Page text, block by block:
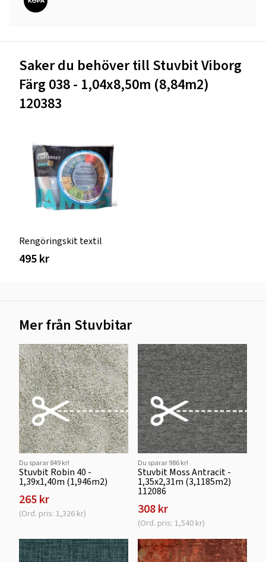
Saker du behöver till Stuvbit Viborg
Färg 038 - 1,04x8,50m (8,84m2)
120383
Rengöringskit textil
495 kr
Mer från Stuvbitar
Du sparar 849 kr!
Stuvbit Robin 40 -
1,39x1,40m (1,946m2)
265 kr
(Ord. pris: 1,326 kr)
Du sparar 986 kr!
Stuvbit Moss Antracit -
1,35x2,31m (3,1185m2)
112086
308 kr
(Ord. pris: 1,540 kr)